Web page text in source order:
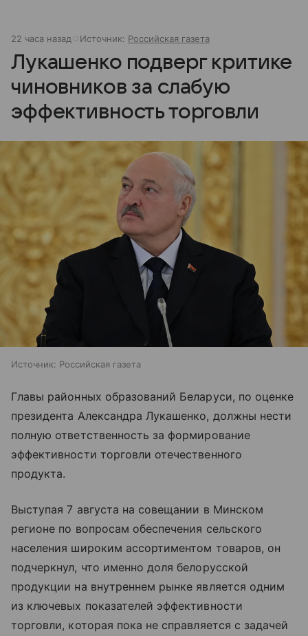
22 часа назад Источник: Российская газета
Лукашенко подверг критике
чиновников за слабую
эффективность торговли
Источник: Российская газета
Главы районных образований Беларуси, по оценке
президента Александра Лукашенко, должны нести
полную ответственность за формирование
эффективности торговли отечественного
продукта.
Выступая 7 августа на совещании в Минском
регионе по вопросам обеспечения сельского
населения широким ассортиментом товаров, он
подчеркнул, что именно доля белорусской
продукции на внутреннем рынке является одним
из ключевых показателей эффективности
торговли, которая пока не справляется с задачей